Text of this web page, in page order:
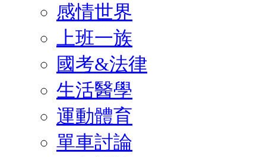
感情世界
上班一族
國考&法律
生活醫學
運動體育
單車討論